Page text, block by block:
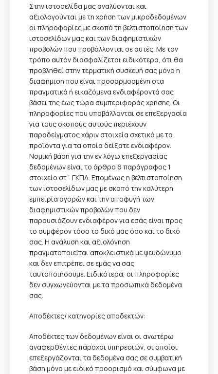
Στην ιστοσελίδα μας αναλύονται και
αξιολογούνται με τη χρήση των μικροδεδομένων
οι πληροφορίες με σκοπό τη βελτιστοποίηση των
ιστοσελίδων μας και των διαφημιστικών
προβολών που προβάλλονται σε αυτές. Με τον
τρόπο αυτόν διασφαλίζεται ειδικότερα, ότι θα
προβληθεί στην τερματική συσκευή σας μόνο η
διαφήμιση που είναι προσαρμοσμένη στα
πραγματικά ή εικαζόμενα ενδιαφέροντά σας
βάσει της έως τώρα συμπεριφοράς χρήσης. Οι
πληροφορίες που υποβάλλονται σε επεξεργασία
για τους σκοπούς αυτούς περιέχουν
παραδείγματος χάριν στοιχεία σχετικά με τα
προϊόντα για τα οποία δείξατε ενδιαφέρον.
Νομική βάση για την εν λόγω επεξεργασίας
δεδομένων είναι το άρθρο 6 παράγραφος 1
στοιχείο στ΄ ΓΚΠΔ. Επομένως η βελτιστοποίηση
των ιστοσελίδων μας με σκοπό την καλύτερη
εμπειρία αγορών και την αποφυγή των
διαφημιστικών προβολών που δεν
παρουσιάζουν ενδιαφέρον για εσάς είναι προς
το συμφέρον τόσο το δικό μας όσο και το δικό
σας. Η ανάλυση και αξιολόγηση
πραγματοποιείται αποκλειστικά με ψευδώνυμο
και δεν επιτρέπει σε εμάς να σας
ταυτοποιήσουμε. Ειδικότερα, οι πληροφορίες
δεν συγχωνεύονται με τα προσωπικά δεδομένα
σας.
Αποδέκτες/ κατηγορίες αποδεκτών:
Αποδέκτες των δεδομένων είναι οι ανωτέρω
αναφερθέντες πάροχοι υπηρεσιών, οι οποίοι
επεξεργάζονται τα δεδομένα σας σε συμβατική
βάση μόνο με ειδικό προορισμό και σύμφωνα με